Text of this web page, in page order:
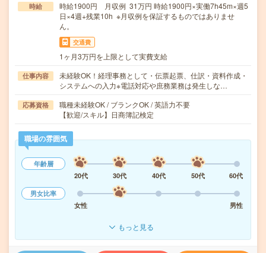
時給
時給1900円 月収例 31万円 時給1900円×実働7h45m×週5
日×4週+残業10h ※月収例を保証するものではありませ
ん。
交通費
1ヶ月3万円を上限として実費支給
仕事内容
未経験OK！経理事務として・伝票起票、仕訳・資料作成・
システムへの入力※電話対応や庶務業務は発生しな…
応募資格
職種未経験OK / ブランクOK / 英語力不要
【歓迎/スキル】日商簿記検定
職場の雰囲気
年齢層
20代
30代 40代 50代
60代
男女比率
女性
男性
もっと見る